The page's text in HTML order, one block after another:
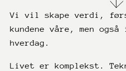
Vi vil skape verdi,
kundene våre, men
hverdag.
Livet er komplekst.